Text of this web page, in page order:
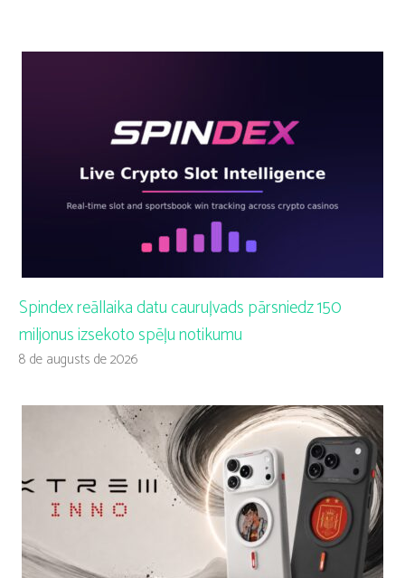
Spindex reāllaika datu cauruļvads pārsniedz 150
miljonus izsekoto spēļu notikumu
8 de augusts de 2026